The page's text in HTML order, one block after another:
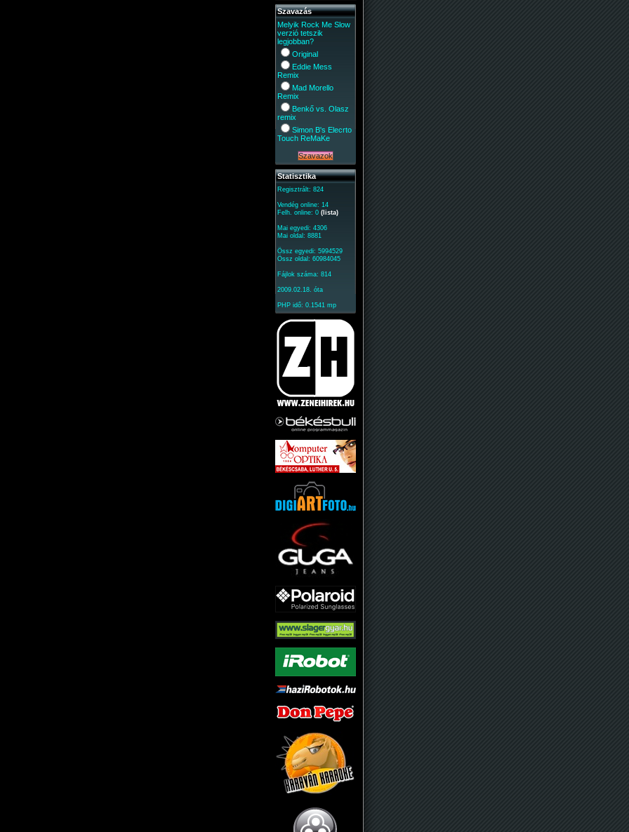
Szavazás
Melyik Rock Me Slow
verzió tetszik
legjobban?
Original
Eddie Mess
Remix
Mad Morello
Remix
Benkő vs. Olasz
remix
Simon B's Elecrto
Touch ReMaKe
Statisztika
Regisztrált: 824
Vendég online: 14
Felh. online: 0 (lista)
Mai egyedi: 4306
Mai oldal: 8881
Össz egyedi: 5994529
Össz oldal: 60984045
Fájlok száma: 814
2009.02.18. óta
PHP idő: 0.1541 mp